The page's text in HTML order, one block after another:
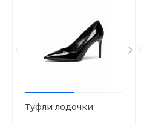
Туфли лодочки